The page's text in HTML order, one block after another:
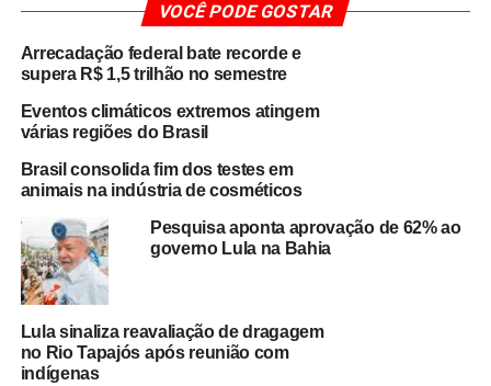
voltou a ser reativado em 2023.
Apesar das boas intenções, o programa ainda precisa
Especialistas apontam que aburocracia e a
sobreposição de competências entre ministérios
podem comprometer a eficiência da iniciativa. Além disso,
há incertezas sobre aorigem dos recursos e o modelo
de fiscalização
das verbas destinadas a estados e
municípios, o que reacende o debate sobre
e gestão ambiental
O presidente Lula tem defendido o projeto como um
marco para a transição ecológica brasileira
destacando que o país possui condições únicas de
VOCÊ PODE GOSTAR
Arrecadação federal bate recorde e
supera R$ 1,5 trilhão no semestre
Eventos climáticos extremos atingem
várias regiões do Brasil
Brasil consolida fim dos testes em
animais na indústria de cosméticos
Pesquisa aponta aprovação de 62% ao
governo Lula na Bahia
Lula sinaliza reavaliação de dragagem
no Rio Tapajós após reunião com
indígenas